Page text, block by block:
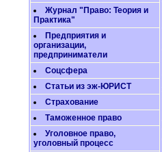
Журнал "Право: Теория и
Практика"
Предприятия и
организации,
предприниматели
Соцсфера
Статьи из эж-ЮРИСТ
Страхование
Таможенное право
Уголовное право,
уголовный процесс